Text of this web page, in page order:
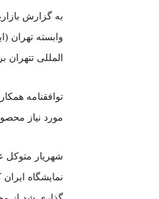
به گزارش
المللی تتهران
توافقنامه
مورد نیاز
شهریار متوکل